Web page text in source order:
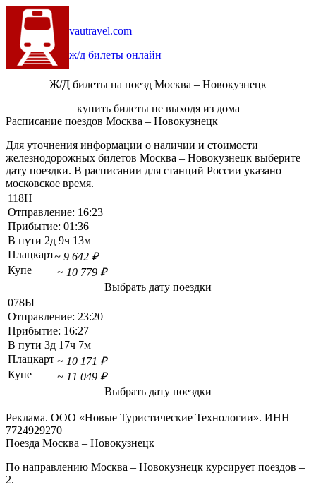
vautravel.com
ж/д билеты онлайн
Ж/Д билеты на поезд Москва – Новокузнецк
купить билеты не выходя из дома
Расписание поездов Москва – Новокузнецк
Для уточнения информации о наличии и стоимости
железнодорожных билетов Москва – Новокузнецк выберите
дату поездки. В расписании для станций России указано
московское время.
118Н
Отправление: 16:23
Прибытие: 01:36
В пути 2д 9ч 13м
Плацкарт~ 9 642 ₽
Купе
~ 10 779 ₽
Выбрать дату поездки
078Ы
Отправление: 23:20
Прибытие: 16:27
В пути 3д 17ч 7м
Плацкарт ~ 10 171 ₽
Купе
~ 11 049 ₽
Выбрать дату поездки
Реклама. ООО «Новые Туристические Технологии». ИНН
7724929270
Поезда Москва – Новокузнецк
По направлению Москва – Новокузнецк курсирует поездов –
2.